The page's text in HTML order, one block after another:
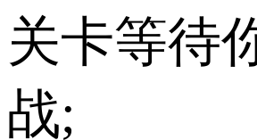
关卡等待
战;